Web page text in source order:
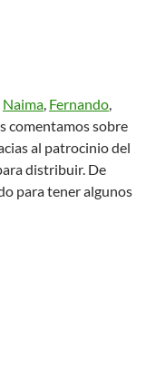
Naima, Fernando,
comentamos sobre
al patrocinio del
distribuir. De
para tener algunos